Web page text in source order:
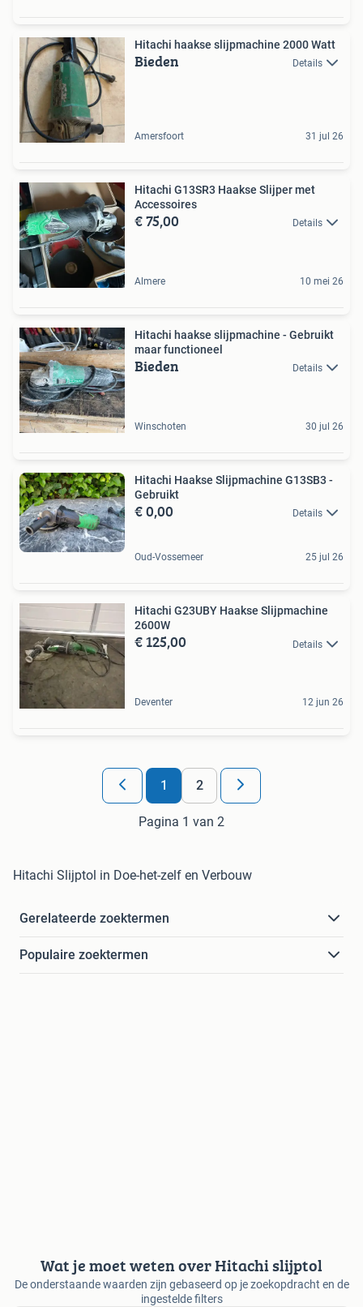
Hitachi haakse slijpmachine 2000 Watt
Bieden Details
Amersfoort 31 jul 26
Hitachi G13SR3 Haakse Slijper met
Accessoires
€ 75,00 Details
Almere 10 mei 26
Hitachi haakse slijpmachine - Gebruikt
maar functioneel
Bieden Details
Winschoten 30 jul 26
Hitachi Haakse Slijpmachine G13SB3 -
Gebruikt
€ 0,00 Details
Oud-Vossemeer 25 jul 26
Hitachi G23UBY Haakse Slijpmachine
2600W
€ 125,00 Details
Deventer 12 jun 26
1 2
Pagina 1 van 2
Hitachi Slijptol in Doe-het-zelf en Verbouw
Gerelateerde zoektermen
Populaire zoektermen
Wat je moet weten over Hitachi slijptol
De onderstaande waarden zijn gebaseerd op je zoekopdracht en de
ingestelde filters